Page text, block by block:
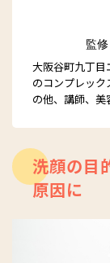
監修
大阪谷町九丁
のコンプレッ
の他、講師、美
洗顔の目
原因に